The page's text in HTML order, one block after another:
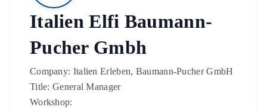
Italien Elfi Baumann-
Pucher Gmbh
Company: Italien Erleben, Baumann-Pucher GmbH
Title: General Manager
Workshop: